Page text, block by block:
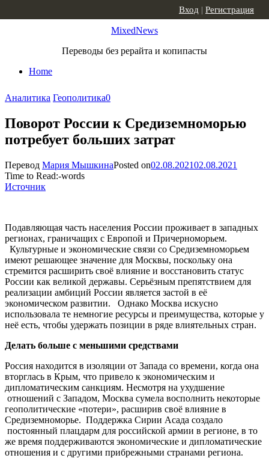
MixedNews
Переводы без рерайта и копипасты
Home
Вход | Регистрация
Аналитика Геополитика0
Поворот России к Средиземноморью
потребует больших затрат
Перевод Мария МышкинаPosted on02.08.202102.08.2021
Time to Read:-words
Источник
Подавляющая часть населения России проживает в западных
регионах, граничащих с Европой и Причерноморьем.
Культурные и экономические связи со Средиземноморьем
имеют решающее значение для Москвы, поскольку она
стремится расширить своё влияние и восстановить статус
России как великой державы. Серьёзным препятствием для
реализации амбиций России является застой в её
экономическом развитии. Однако Москва искусно
использовала те немногие ресурсы и преимущества, которые у
неё есть, чтобы удержать позиции в ряде влиятельных стран.
Делать больше с меньшими средствами
Россия находится в изоляции от Запада со времени, когда она
вторглась в Крым, что привело к экономическим и
дипломатическим санкциям. Несмотря на ухудшение
отношений с Западом, Москва сумела восполнить некоторые
геополитические «потери», расширив своё влияние в
Средиземноморье. Поддержка Сирии Асада создало
постоянный плацдарм для российской армии в регионе, в то
же время поддерживаются экономические и дипломатические
отношения и с другими прибрежными странами региона.